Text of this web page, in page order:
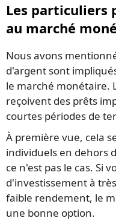
Les particuliers
au marché
Nous avons
d'argent sont
le marché monétaire.
reçoivent des prêts
courtes périodes de
À première vue, cela
individuels en dehors
ce n'est pas le cas. Si
d'investissement à
faible rendement, le
une bonne option.